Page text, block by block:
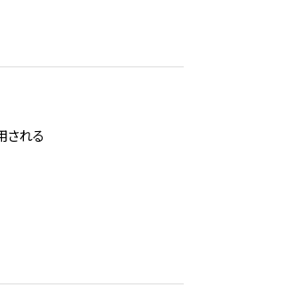
される